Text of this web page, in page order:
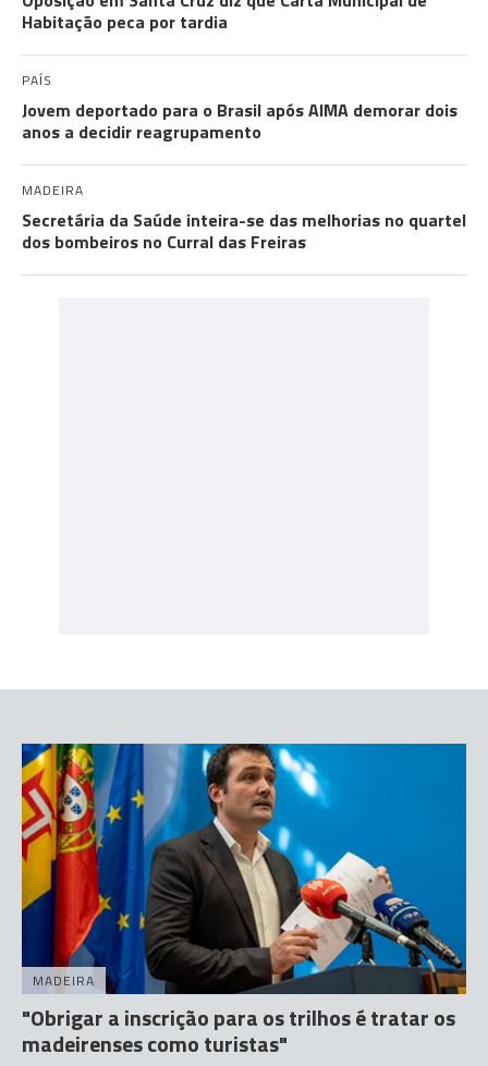
Habitação peca por tardia
PAÍS
Jovem deportado para o Brasil após AIMA demorar dois
anos a decidir reagrupamento
MADEIRA
Secretária da Saúde inteira-se das melhorias no quartel
dos bombeiros no Curral das Freiras
MADEIRA
"Obrigar a inscrição para os trilhos é tratar os
madeirenses como turistas"